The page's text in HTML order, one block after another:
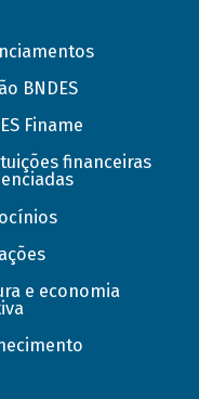
BNDES
Finame
financeiras
e economia